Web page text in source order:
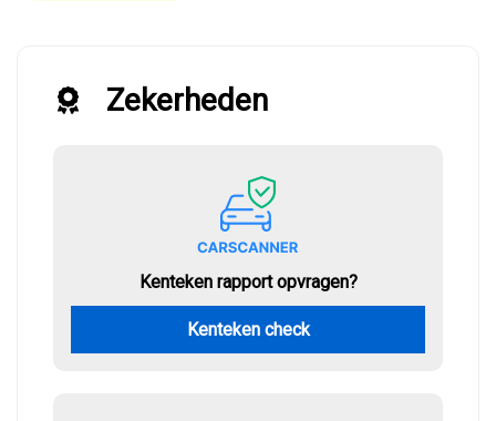
Zekerheden
Kenteken rapport opvragen?
Kenteken check